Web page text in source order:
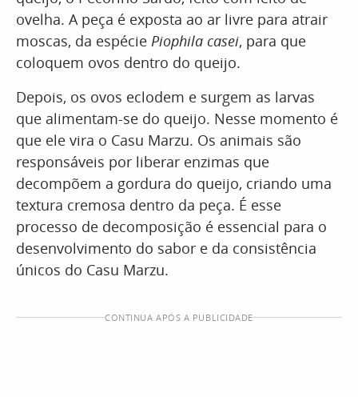
ovelha. A peça é exposta ao ar livre para atrair
moscas, da espécie Piophila casei, para que
coloquem ovos dentro do queijo.
Depois, os ovos eclodem e surgem as larvas
que alimentam-se do queijo. Nesse momento é
que ele vira o Casu Marzu. Os animais são
responsáveis por liberar enzimas que
decompõem a gordura do queijo, criando uma
textura cremosa dentro da peça. É esse
processo de decomposição é essencial para o
desenvolvimento do sabor e da consistência
únicos do Casu Marzu.
CONTINUA APÓS A PUBLICIDADE